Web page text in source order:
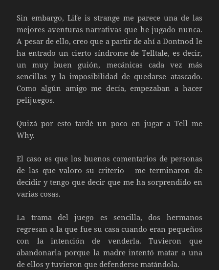
Sin embargo, Life is strange me parece una de las
mejores aventuras narrativas que he jugado nunca.
A pesar de ello, creo que a partir de ahí a Dontnod le
ha entrado un cierto síndrome de Telltale, es decir,
un muy buen guión, mecánicas cada vez más
sencillas y la imposibilidad de quedarse atascado.
Como algún amigo me decía, empezaban a hacer
pelijuegos.
Quizá por esto tardé un poco en jugar a Tell me
Why.
El caso es que los buenos comentarios de personas
de las que valoro su criterio me terminaron de
decidir y tengo que decir que me ha sorprendido en
varias cosas.
La trama del juego es sencilla, dos hermanos
regresan a la que fue su casa cuando eran pequeños
con la intención de venderla. Tuvieron que
abandonarla porque la madre intentó matar a una
de ellos y tuvieron que defenderse matándola.